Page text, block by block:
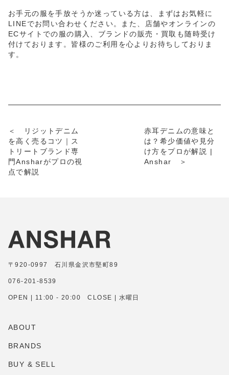
お手元の服を手放そうか迷っている方は、まずはお気軽に
LINEでお問い合わせください。また、店舗やオンラインの
ECサイトでの服の購入、ブランドの販売・買取も随時受け
付けております。皆様のご利用を心よりお待ちしておりま
す。
＜ リジットデニム
を高く売るコツ｜ス
トリートブランド専
門Ansharがプロの視
点で解説
赤耳デニムの意味と
は？希少価値や見分
け方をプロが解説 |
Anshar ＞
〒920-0997 石川県金沢市堅町89
076-201-8539
OPEN | 11:00 - 20:00 CLOSE | 水曜日
ABOUT
BRANDS
BUY & SELL